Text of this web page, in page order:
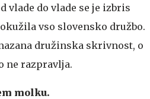
vlade do vlade se je izbris
vso slovensko družbo.
družinska skrivnost, o
ne razpravlja.
molku.